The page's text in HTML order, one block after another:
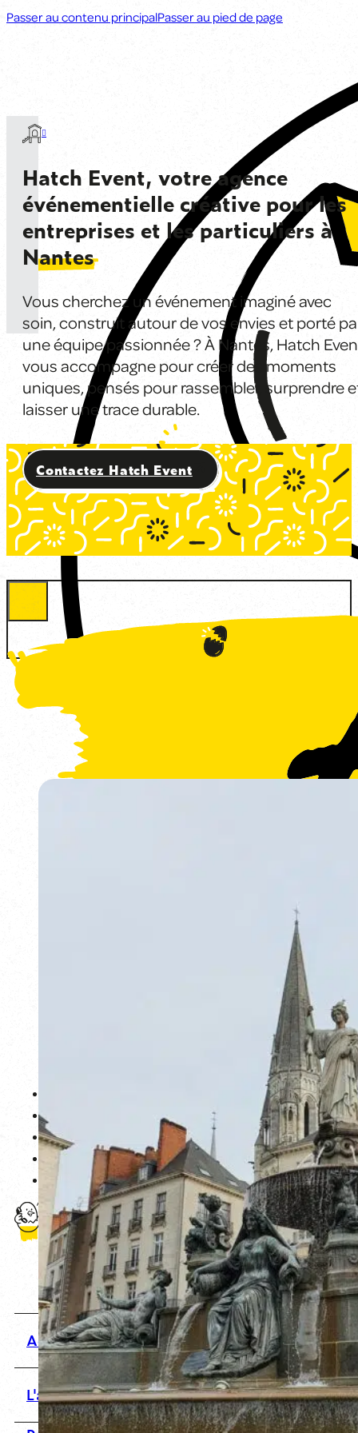
Passer au contenu principalPasser au pied de page
Accueil
L'agence
Hatch Event, votre agence
événementielle créative pour les
entreprises et les particuliers à
Nantes
Vous cherchez un événement imaginé avec
soin, construit autour de vos envies et porté
une équipe passionnée ? À Nantes, Hatch
vous accompagne pour créer des moments
uniques, pensés pour rassembler, surprendre
laisser une trace durable.
Contactez Hatch Event